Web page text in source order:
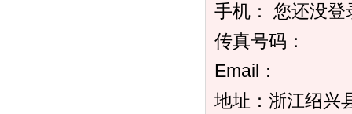
手机： 您还没
传真号码：
Email：
地址：浙江绍兴